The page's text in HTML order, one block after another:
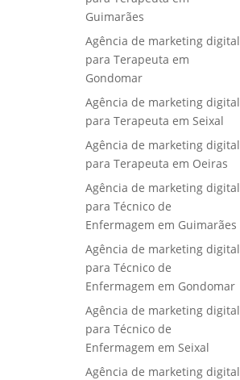
Guimarães
Agência de marketing digital
para Terapeuta em
Gondomar
Agência de marketing digital
para Terapeuta em Seixal
Agência de marketing digital
para Terapeuta em Oeiras
Agência de marketing digital
para Técnico de
Enfermagem em Guimarães
Agência de marketing digital
para Técnico de
Enfermagem em Gondomar
Agência de marketing digital
para Técnico de
Enfermagem em Seixal
Agência de marketing digital